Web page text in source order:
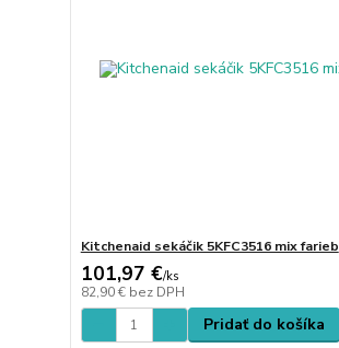
Kitchenaid sekáčik 5KFC3516 mix farieb
101,97 €/ks
82,90 € bez DPH
Pridať do košíka